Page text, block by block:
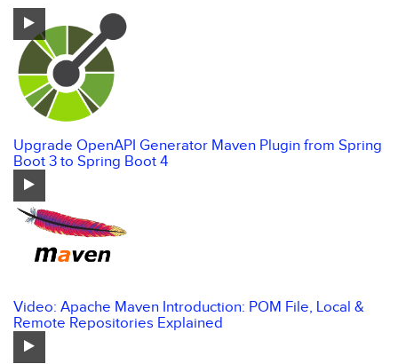
Upgrade OpenAPI Generator Maven Plugin from Spring
Boot 3 to Spring Boot 4
Video: Apache Maven Introduction: POM File, Local &
Remote Repositories Explained